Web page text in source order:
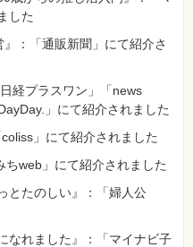
した
』：「通販新聞」にて紹介さ
経プラスワン」「news
」にて紹介されました
」にて紹介されました
ちweb」にて紹介されました
とたのしい』：「婦人公
なれました』：「マイナビ子